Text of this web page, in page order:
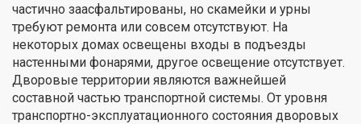
частично заасфальтированы, но скамейки и урны
требуют ремонта или совсем отсутствуют. На
некоторых домах освещены входы в подъезды
настенными фонарями, другое освещение отсутствует.
Дворовые территории являются важнейшей
составной частью транспортной системы. От уровня
транспортно-эксплуатационного состояния дворовых